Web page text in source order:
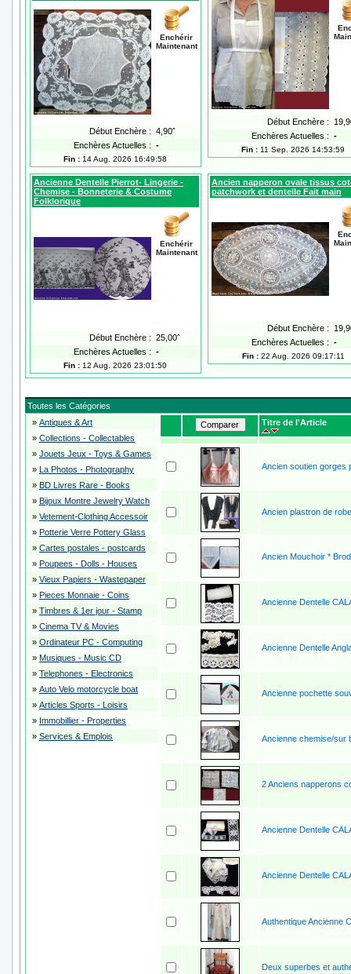
Enchérir
Maintenant
Début Enchère : 4,90ˆ
Enchères Actuelles : -
Fin : 14 Aug. 2026 16:49:58
Début Enchère :
Enchères Actuelles : -
Fin : 11 Sep. 2026 14:53:59
Ancienne Dentelle Pierrot- Lingerie -
Chemise - Bonneterie & Costume
Folklorique
Enchérir
Maintenant
Début Enchère : 25,00ˆ
Enchères Actuelles : -
Fin : 12 Aug. 2026 23:01:50
Ancien napperon ovale tissus
patchwork et dentelle Fait main
Début Enchère :
Enchères Actuelles : -
Fin : 22 Aug. 2026 09:17:11
Toutes les Catégories
» Antiques & Art
» Collections - Collectables
» Jouets Jeux - Toys & Games
» La Photos - Photography
» BD Livres Rare - Books
» Bijoux Montre Jewelry Watch
» Vetement-Clothing Accessoir
» Potterie Verre Pottery Glass
» Cartes postales - postcards
» Poupees - Dolls - Houses
» Vieux Papiers - Wastepaper
» Pieces Monnaie - Coins
» Timbres & 1er jour - Stamp
» Cinema TV & Movies
» Ordinateur PC - Computing
» Musiques - Music CD
» Telephones - Electronics
» Auto Velo motorcycle boat
» Articles Sports - Loisirs
» Immobillier - Properties
» Services & Emplois
Titre de l'Article
Ancien soutien gorges
Ancien plastron de
Ancien Mouchoir *
Ancienne Dentelle
Ancienne Dentelle
Ancienne pochette
Ancienne chemise/sur
2 Anciens napperons
Ancienne Dentelle
Ancienne Dentelle
Authentique Ancienne
Deux superbes et